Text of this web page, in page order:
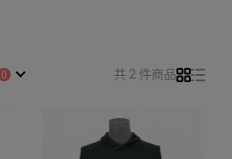
共 2 件商品